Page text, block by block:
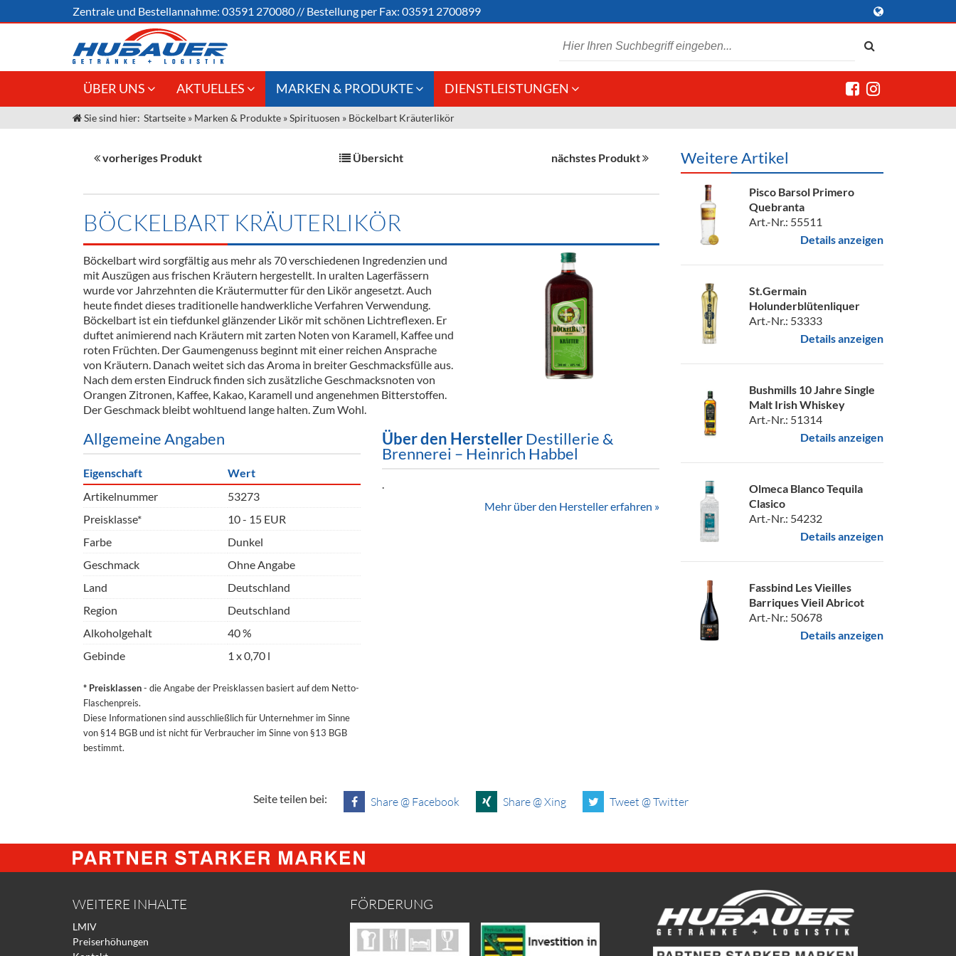
Zentrale und Bestellannahme: 03591 270080 // Bestellung per Fax: 03591 2700899
ÜBER UNS
Jobs
Unser Liefergebiet
Kontakt
AKTUELLES
Angebote Gastronomie &
Gastronomie
Großhandel
Innovation - Die Neue Art des
Termine
MARKEN & PRODUKTE
Weine & Schaumwein
Bier
Fassbier + Zubehör
Alkoholfreie Getränke
Öle & Küchenartikel
Kaffee
Barzubehör
Equipment
Ausschankwagen
Gläser
Theken + Zubehör
Verpackung
DIENSTLEISTUNGEN
Kommisionskauf &
Sie sind hier: Startseite » Marken & Produkte »Spirituosen » Böckelbart Kräuterlikör
vorheriges Produkt Übersicht nächstes Produkt
BÖCKELBART KRÄUTERLIKÖR
Böckelbart wird sorgfältig aus mehr als 70 verschiedenen Ingredenzien und
mit Auszügen aus frischen Kräutern hergestellt. In uralten Lagerfässern
wurde vor Jahrzehnten die Kräutermutter für den Likör angesetzt. Auch
heute findet dieses traditionelle handwerkliche Verfahren Verwendung.
Böckelbart ist ein tiefdunkel glänzender Likör mit schönen Lichtreflexen. Er
duftet animierend nach Kräutern mit zarten Noten von Karamell, Kaffee und
roten Früchten. Der Gaumengenuss beginnt mit einer reichen Ansprache
von Kräutern. Danach weitet sich das Aroma in breiter Geschmacksfülle aus.
Nach dem ersten Eindruck finden sich zusätzliche Geschmacksnoten von
Orangen Zitronen, Kaffee, Kakao, Karamell und angenehmen Bitterstoffen.
Der Geschmack bleibt wohltuend lange halten. Zum Wohl.
Allgemeine Angaben
Eigenschaft
Wert
Artikelnummer
53273
Preisklasse*
10 - 15 EUR
Farbe
Dunkel
Geschmack
Ohne Angabe
Land
Deutschland
Region
Deutschland
Alkoholgehalt
40 %
Gebinde
1 x 0,70 l
* Preisklassen- die Angabe der Preisklassen basiert auf dem Netto-
Flaschenpreis.
Diese Informationen sind ausschließlich für Unternehmer im Sinne
von §14 BGB und ist nicht für Verbraucher im Sinne von §13 BGB
bestimmt.
Über den Hersteller Destillerie &
Brennerei – Heinrich Habbel
.
Mehr über den Hersteller erfahren »
Weitere Artikel
Pisco Barsol Primero
Quebranta
Art.-Nr.: 55511
Details anzeigen
St.Germain
Holunderblütenliquer
Art.-Nr.: 53333
Details anzeigen
Bushmills 10 Jahre Single
Malt Irish Whiskey
Art.-Nr.: 51314
Details anzeigen
Olmeca Blanco Tequila
Clasico
Art.-Nr.: 54232
Details anzeigen
Fassbind Les Vieilles
Barriques Vieil Abricot
Art.-Nr.: 50678
Details anzeigen
Seite teilen bei: Share @ Facebook Share @ Xing Tweet @ Twitter
WEITERE INHALTE
LMIV
Preiserhöhungen
FÖRDERUNG